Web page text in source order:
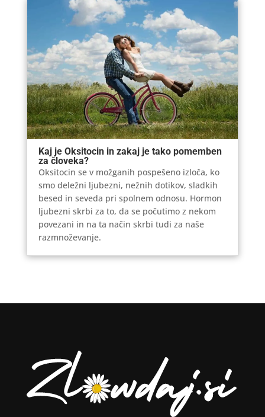
Kaj je Oksitocin in zakaj je tako pomemben
za človeka?
Oksitocin se v možganih pospešeno izloča, ko
smo deležni ljubezni, nežnih dotikov, sladkih
besed in seveda pri spolnem odnosu. Hormon
ljubezni skrbi za to, da se počutimo z nekom
povezani in na ta način skrbi tudi za naše
razmnoževanje.